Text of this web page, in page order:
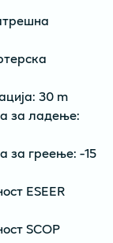
30 m
за ладење:
за греење: -15
ESEER
SCOP